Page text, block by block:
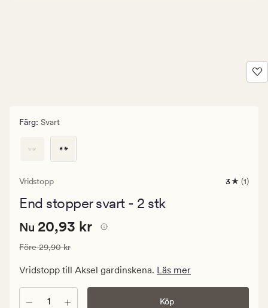
Färg: Svart
Vridstopp
1
3 (1)
End stopper svart - 2 stk
Nuvarande
20,93
kr.
Nuvarande pris
Nu 20,93 kr
Ordinarie pris
Före29,90 kr
Vridstopp till Aksel gardinskena. Läs mer
Antal Köp